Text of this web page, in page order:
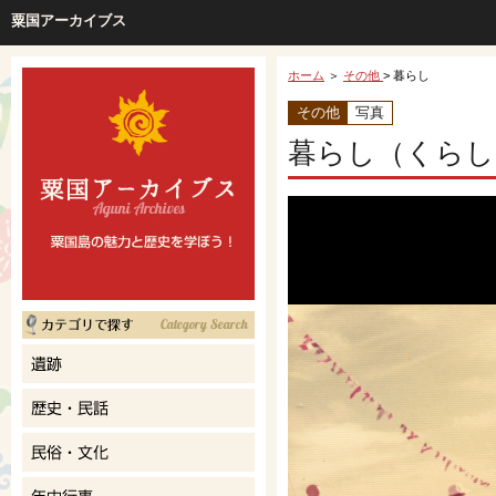
粟国アーカイブス
ホーム ＞ その他 > 暮らし
その他 写真
暮らし（くら